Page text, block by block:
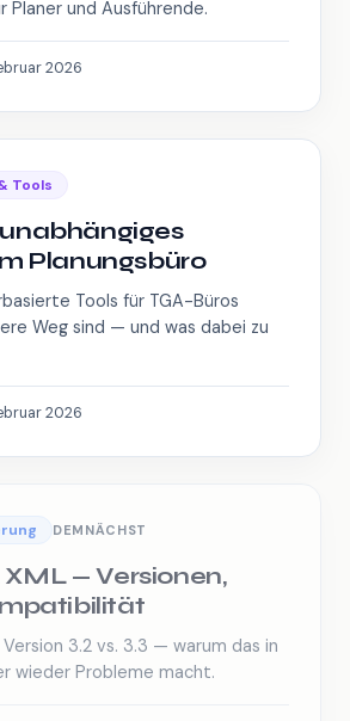
Planer und Ausführende.
2026
Tools
Planungsbüro
Tools für TGA-Büros
Weg sind — und was dabei zu
2026
DEMNÄCHST
— Versionen,
3.2 vs. 3.3 — warum das in
wieder Probleme macht.